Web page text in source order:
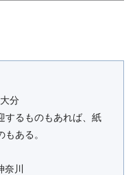
分
するものもあれば、紙
ある。
奈川